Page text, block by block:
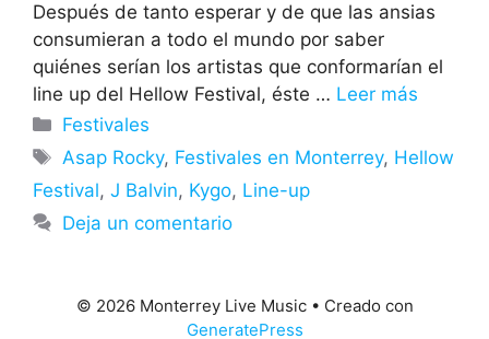
Después de tanto esperar y de que las ansias
consumieran a todo el mundo por saber
quiénes serían los artistas que conformarían el
line up del Hellow Festival, éste … Leer más
Categorías
Festivales
Etiquetas
Asap Rocky, Festivales en Monterrey, Hellow
Festival, J Balvin, Kygo, Line-up
Deja un comentario
© 2026 Monterrey Live Music• Creado con
GeneratePress